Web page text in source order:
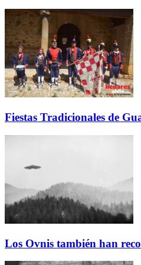
Fiestas Tradicionales de
Los Ovnis también han